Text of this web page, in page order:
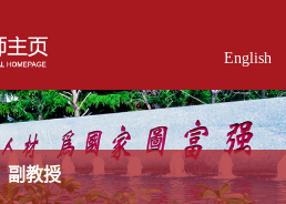
English
副教授